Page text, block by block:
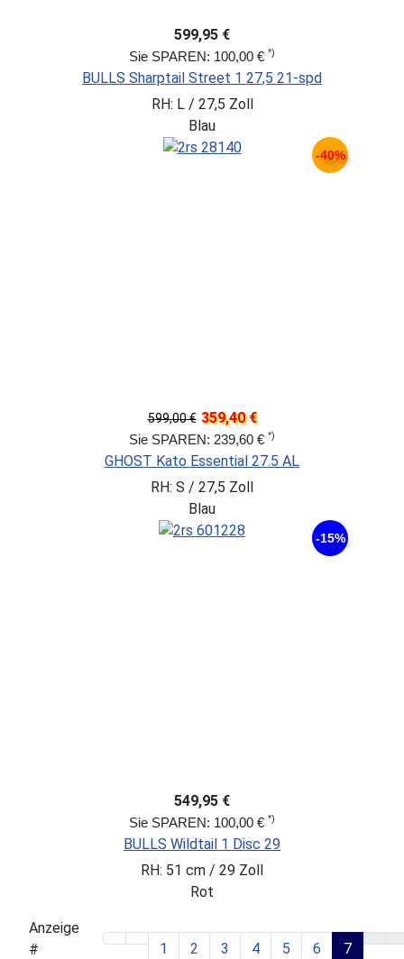
599,95 €
Sie SPAREN: 100,00 € *)
BULLS Sharptail Street 1 27,5 21-spd
RH: L / 27,5 Zoll
Blau
-40%
599,00 € 359,40 €
Sie SPAREN: 239,60 € *)
GHOST Kato Essential 27.5 AL
RH: S / 27,5 Zoll
Blau
-15%
549,95 €
Sie SPAREN: 100,00 € *)
BULLS Wildtail 1 Disc 29
RH: 51 cm / 29 Zoll
Rot
Anzeige
#
1 2 3 4 5 6 7